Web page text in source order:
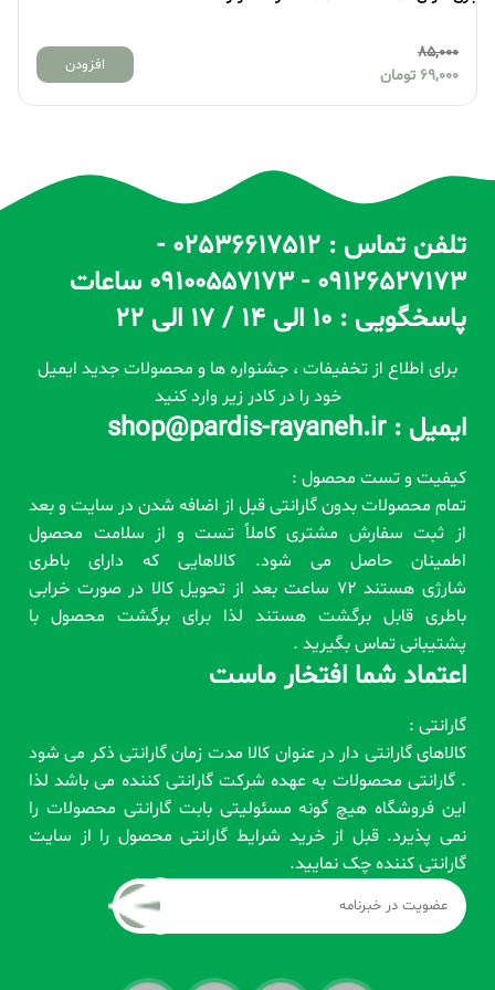
85,000
69,000 تومان
افزودن
تلفن تماس : 02536617512 -
09126527173 - 09100557173 ساعات
پاسخگویی : 10 الی 14 / 17 الی 22
برای اطلاع از تخفیفات ، جشنواره ها و محصولات جدید ایمیل
خود را در کادر زیر وارد کنید
ایمیل : shop@pardis-rayaneh.ir
کیفیت و تست محصول :
تمام محصولات بدون گارانتی قبل از اضافه شدن در سایت و بعد
از ثبت سفارش مشتری کاملاً تست و از سلامت محصول
اطمینان حاصل می شود. کالاهایی که دارای باطری
شارژی هستند 72 ساعت بعد از تحویل کالا در صورت خرابی
باطری قابل برگشت هستند لذا برای برگشت محصول با
پشتیبانی تماس بگیرید .
اعتماد شما افتخار ماست
گارانتی :
کالاهای گارانتی دار در عنوان کالا مدت زمان گارانتی ذکر می شود
. گارانتی محصولات به عهده شرکت گارانتی کننده می باشد لذا
این فروشگاه هیچ گونه مسئولیتی بابت گارانتی محصولات را
نمی پذیرد. قبل از خرید شرایط گارانتی محصول را از سایت
گارانتی کننده چک نمایید.